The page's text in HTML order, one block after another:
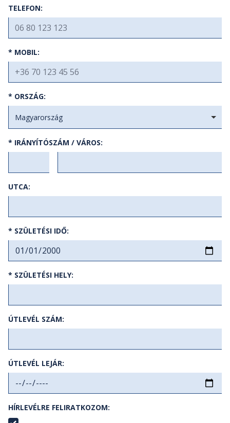
TELEFON:
* MOBIL:
* ORSZÁG:
Magyarország
* IRÁNYÍTÓSZÁM / VÁROS:
UTCA:
* SZÜLETÉSI IDŐ:
* SZÜLETÉSI HELY:
ÚTLEVÉL SZÁM:
ÚTLEVÉL LEJÁR:
HÍRLEVÉLRE FELIRATKOZOM: